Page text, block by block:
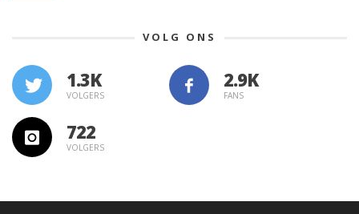
VOLG ONS
1.3K
VOLGERS FANS
722
VOLGERS